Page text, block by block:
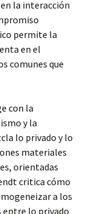
la interacción
permite la
en el
comunes que
con la
y la
lo privado y lo
materiales
orientadas
critica cómo
a los
entre lo privado